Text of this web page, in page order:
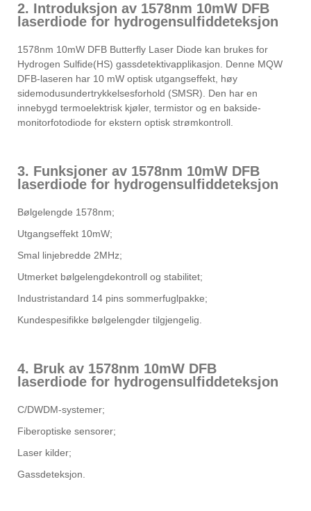
2. Introduksjon av 1578nm 10mW DFB
laserdiode for hydrogensulfiddeteksjon
1578nm 10mW DFB Butterfly Laser Diode kan brukes for
Hydrogen Sulfide(HS) gassdetektivapplikasjon. Denne MQW
DFB-laseren har 10 mW optisk utgangseffekt, høy
sidemodusundertrykkelsesforhold (SMSR). Den har en
innebygd termoelektrisk kjøler, termistor og en bakside-
monitorfotodiode for ekstern optisk strømkontroll.
3. Funksjoner av 1578nm 10mW DFB
laserdiode for hydrogensulfiddeteksjon
Bølgelengde 1578nm;
Utgangseffekt 10mW;
Smal linjebredde 2MHz;
Utmerket bølgelengdekontroll og stabilitet;
Industristandard 14 pins sommerfuglpakke;
Kundespesifikke bølgelengder tilgjengelig.
4. Bruk av 1578nm 10mW DFB
laserdiode for hydrogensulfiddeteksjon
C/DWDM-systemer;
Fiberoptiske sensorer;
Laser kilder;
Gassdeteksjon.